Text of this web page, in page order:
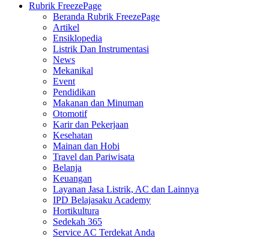
Rubrik FreezePage
Beranda Rubrik FreezePage
Artikel
Ensiklopedia
Listrik Dan Instrumentasi
News
Mekanikal
Event
Pendidikan
Makanan dan Minuman
Otomotif
Karir dan Pekerjaan
Kesehatan
Mainan dan Hobi
Travel dan Pariwisata
Belanja
Keuangan
Layanan Jasa Listrik, AC dan Lainnya
IPD Belajasaku Academy
Hortikultura
Sedekah 365
Service AC Terdekat Anda